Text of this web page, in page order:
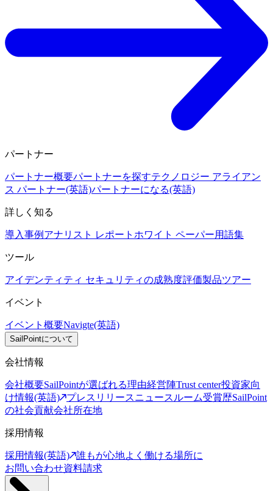
パートナー
パートナー概要パートナーを探すテクノロジー アライアン
ス パートナー(英語)パートナーになる(英語)
詳しく知る
導入事例 アナリスト レポート ホワイト ペーパー用語集
ツール
アイデンティティ セキュリティの成熟度評価製品ツアー
イベント
イベント概要Navigte(英語)
SailPointについて
会社情報
会社概要SailPointが選ばれる理由経営陣Trust center投資家向
け情報(英語)
プレスリリースニュースルーム受賞歴SailPoint
の社会貢献会社所在地
採用情報
採用情報(英語)
誰もが心地よく働ける場所に
お問い合わせ資料請求